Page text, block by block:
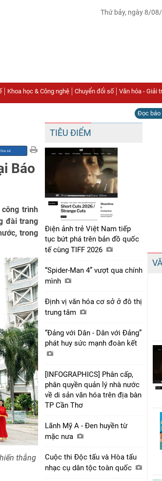
Thứ bảy, ngày 8/
Khoa học & Công nghệ Chuyển đổi số Văn hóa - Giải
Đọc báo
Báo
trình
đài trang
trong
thắng
TIÊU ĐIỂM
Điện ảnh trẻ Việt Nam tiếp
tục bứt phá trên bản đồ quốc
tế cùng TIFF 2026
“Spider-Man 4” vượt qua chính
mình
Định vị văn hóa cơ sở ở đô thị
trung tâm
“Đảng với Dân - Dân với Đảng”
phát huy sức mạnh đoàn kết
[INFOGRAPHICS] Phân cấp,
phân quyền quản lý nhà nước
về di sản văn hóa trên địa bàn
TP Cần Thơ
Lãnh Mỹ A - Đen huyền từ
mặc nưa
Cuộc thi Độc tấu và Hòa tấu
nhạc cụ dân tộc toàn quốc